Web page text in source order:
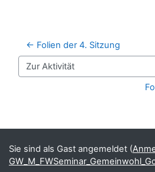
← Folien der 4. Sitzung
Zur Aktivität
Ergänzungsblöcke
Sie sind als Gast angemeldet (